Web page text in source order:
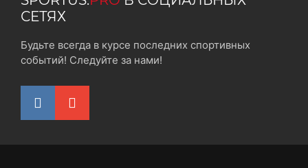
СЕТЯХ
Будьте всегда в курсе последних спортивных
событий! Следуйте за нами!